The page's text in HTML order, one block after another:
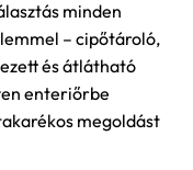
minden
– cipőtároló,
és átlátható
enteriőrbe
megoldást